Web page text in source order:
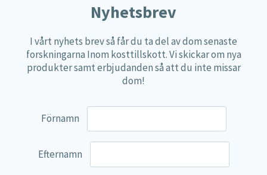
Övriga kosttillskott
100% Natural
EVP Nutrition
Multi Nutrient
Lamberts
Nyhetsbrev
I vårt nyhets brev så får du ta del av dom senaste
forskningarna Inom kosttillskott. Vi skickar om nya
produkter samt erbjudanden så att du inte missar
dom!
Förnamn
Efternamn